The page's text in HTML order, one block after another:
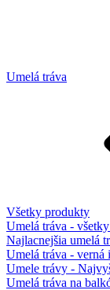
Umelá tráva
Všetky produkty
Umelá tráva -
Najlacnejšia umelá
Umelá tráva - verná
Umele trávy -
Umelá tráva na